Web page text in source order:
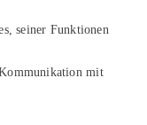
seiner Funktionen
mit